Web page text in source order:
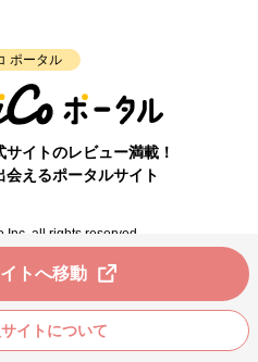
トへ移動
イトについて
ポータル
イトのレビュー満載！
えるポータルサイト
all rights reserved.